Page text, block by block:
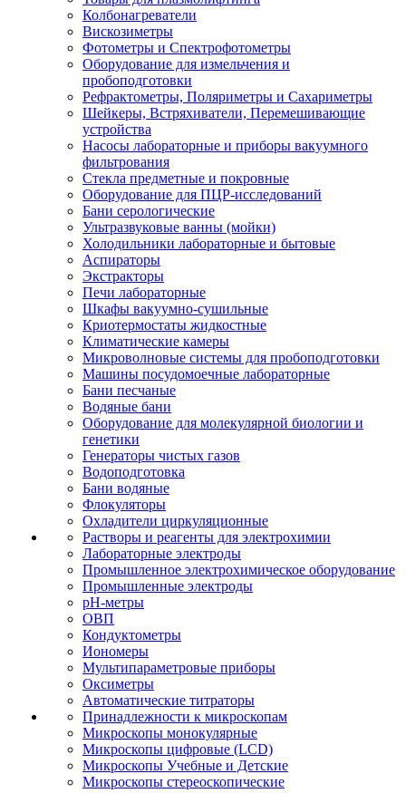
Колбонагреватели
Вискозиметры
Фотометры и Спектрофотометры
Оборудование для измельчения и
пробоподготовки
Рефрактометры, Поляриметры и Сахариметры
Шейкеры, Встряхиватели, Перемешивающие
устройства
Насосы лабораторные и приборы вакуумного
фильтрования
Стекла предметные и покровные
Оборудование для ПЦР-исследований
Бани серологические
Ультразвуковые ванны (мойки)
Холодильники лабораторные и бытовые
Аспираторы
Экстракторы
Печи лабораторные
Шкафы вакуумно-сушильные
Криотермостаты жидкостные
Климатические камеры
Микроволновые системы для пробоподготовки
Машины посудомоечные лабораторные
Бани песчаные
Водяные бани
Оборудование для молекулярной биологии и
генетики
Генераторы чистых газов
Водоподготовка
Бани водяные
Флокуляторы
Охладители циркуляционные
Растворы и реагенты для электрохимии
Лабораторные электроды
Промышленное электрохимическое оборудование
Промышленные электроды
pH-метры
ОВП
Кондуктометры
Иономеры
Мультипараметровые приборы
Оксиметры
Автоматические титраторы
Принадлежности к микроскопам
Микроскопы монокулярные
Микроскопы цифровые (LCD)
Микроскопы Учебные и Детские
Микроскопы стереоскопические